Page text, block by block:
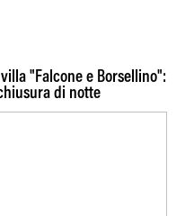
"Falcone e Borsellino":
di notte